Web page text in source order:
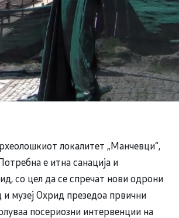
локалитет „Манчевци“,
е итна санација и
со цел да се спречат нови одрони
музеј Охрид презедоа првични
посериозни интервенции на